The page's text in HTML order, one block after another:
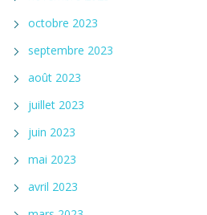
octobre 2023
septembre 2023
août 2023
juillet 2023
juin 2023
mai 2023
avril 2023